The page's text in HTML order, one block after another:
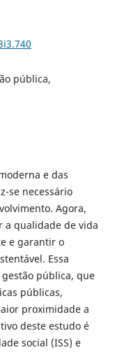
pública,
e das
se necessário
Agora,
a qualidade de vida
e garantir o
Essa
pública, que
públicas,
proximidade a
deste estudo é
social (ISS) e